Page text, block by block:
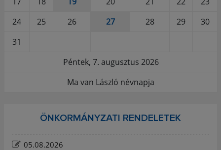
24
25 26 27 28 29
30
31
Péntek, 7. augusztus 2026
Ma van László névnapja
ÖNKORMÁNYZATI RENDELETEK
05.08.2026